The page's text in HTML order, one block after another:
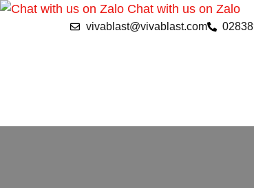
Chat with us on Zalo
vivablast@vivablast.com